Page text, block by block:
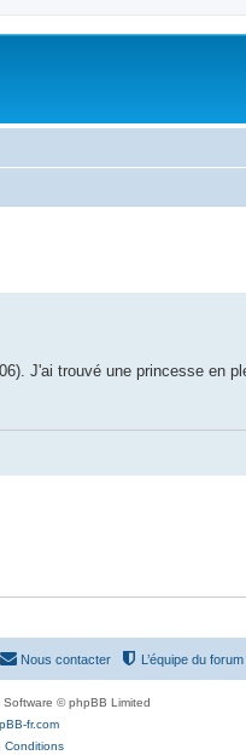
J'ai trouvé une princesse en
L’équipe du forum
Nous contacter
Software © phpBB Limited
fr.com
Conditions